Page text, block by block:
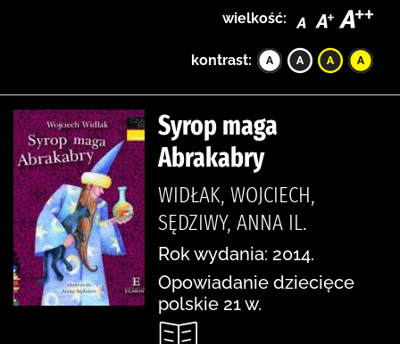
wielkość:
kontrast:
Syrop maga
Abrakabry
WIDŁAK, WOJCIECH,
SĘDZIWY, ANNA IL.
Rok wydania: 2014.
Opowiadanie dziecięce
polskie 21 w.